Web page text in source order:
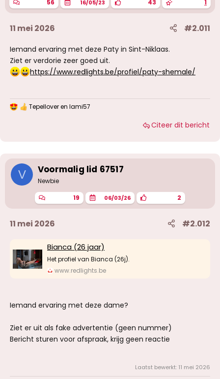
56 16/05/23 43 1
11 mei 2026 #2.011
Iemand ervaring met deze Paty in Sint-Niklaas.
Ziet er verdorie zeer goed uit.
https://www.redlights.be/profiel/paty-shemale/
W
n
g
Tepelloveren lami57
Citeer dit bericht
V Voormalig lid 67517
Newbie
19 06/03/26 2
11 mei 2026 #2.012
Bianca (26 jaar)
Het profiel van Bianca (26j).
www.redlights.be
Iemand ervaring met deze dame?
Ziet er uit als fake advertentie (geen nummer)
Bericht sturen voor afspraak, krijg geen reactie
Laatst bewerkt: 11 mei 2026